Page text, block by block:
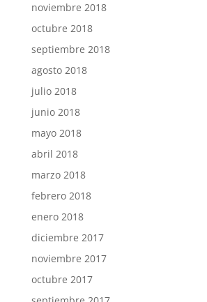
noviembre 2018
octubre 2018
septiembre 2018
agosto 2018
julio 2018
junio 2018
mayo 2018
abril 2018
marzo 2018
febrero 2018
enero 2018
diciembre 2017
noviembre 2017
octubre 2017